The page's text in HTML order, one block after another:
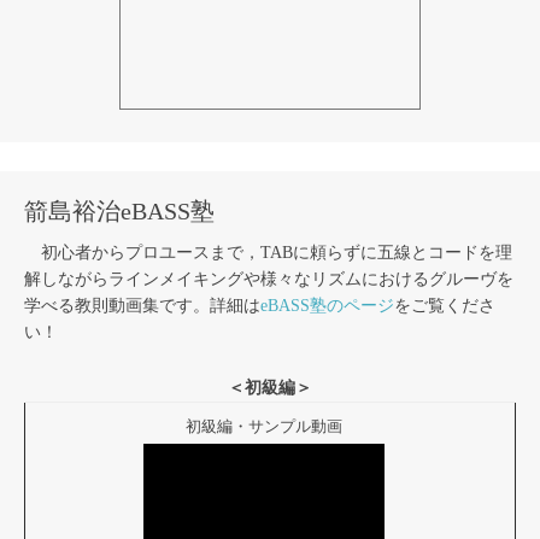
箭島裕治eBASS塾
初心者からプロユースまで，TABに頼らずに五線とコードを理
解しながらラインメイキングや様々なリズムにおけるグルーヴを
学べる教則動画集です。詳細はeBASS塾のページをご覧くださ
い！
＜初級編＞
初級編・サンプル動画